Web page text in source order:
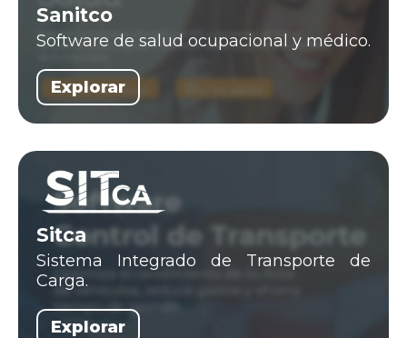
Sanitco
Software de salud ocupacional y médico.
Explorar
Sitca
Sistema Integrado de Transporte de
Carga.
Explorar